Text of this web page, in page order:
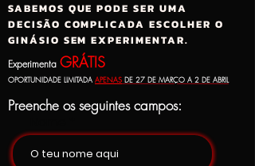
SABEMOS QUE PODE SER UMA
DECISÃO COMPLICADA ESCOLHER O
GINÁSIO SEM EXPERIMENTAR.
Experimenta GRÁTIS
OPORTUNIDADE LIMITADA APENAS DE 27 DE MARÇO A 2 DE ABRIL
Preenche os seguintes campos: